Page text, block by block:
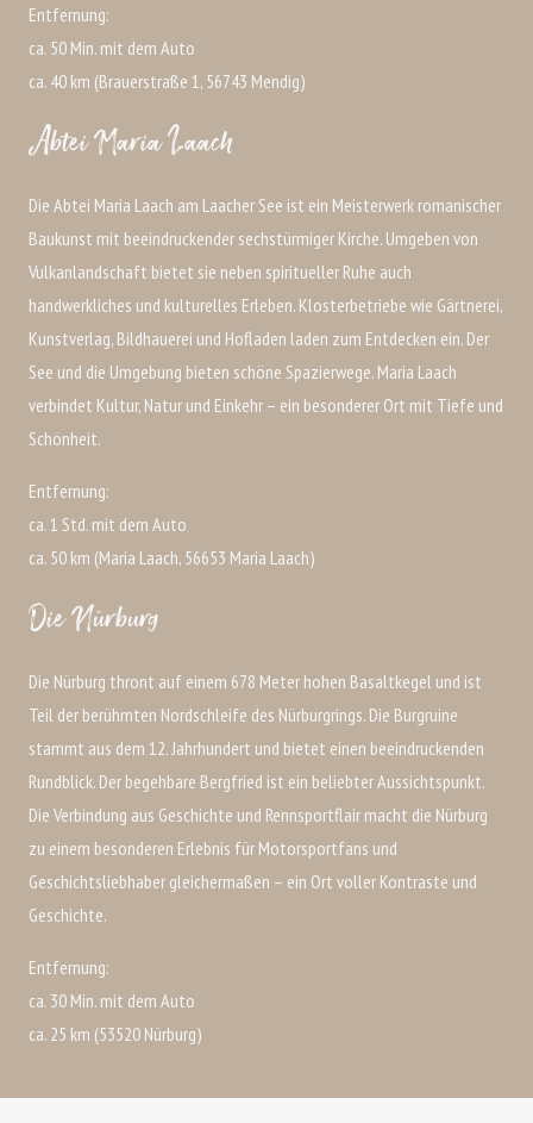
Entfernung:
ca. 50 Min. mit dem Auto
ca. 40 km (Brauerstraße 1, 56743 Mendig)
Abtei Maria Laach
Die Abtei Maria Laach am Laacher See ist ein Meisterwerk romanischer
Baukunst mit beeindruckender sechstürmiger Kirche. Umgeben von
Vulkanlandschaft bietet sie neben spiritueller Ruhe auch
handwerkliches und kulturelles Erleben. Klosterbetriebe wie Gärtnerei,
Kunstverlag, Bildhauerei und Hofladen laden zum Entdecken ein. Der
See und die Umgebung bieten schöne Spazierwege. Maria Laach
verbindet Kultur, Natur und Einkehr – ein besonderer Ort mit Tiefe und
Schönheit.
Entfernung:
ca. 1 Std. mit dem Auto
ca. 50 km (Maria Laach, 56653 Maria Laach)
Die Nürburg
Die Nürburg thront auf einem 678 Meter hohen Basaltkegel und ist
Teil der berühmten Nordschleife des Nürburgrings. Die Burgruine
stammt aus dem 12. Jahrhundert und bietet einen beeindruckenden
Rundblick. Der begehbare Bergfried ist ein beliebter Aussichtspunkt.
Die Verbindung aus Geschichte und Rennsportflair macht die Nürburg
zu einem besonderen Erlebnis für Motorsportfans und
Geschichtsliebhaber gleichermaßen – ein Ort voller Kontraste und
Geschichte.
Entfernung:
ca. 30 Min. mit dem Auto
ca. 25 km (53520 Nürburg)